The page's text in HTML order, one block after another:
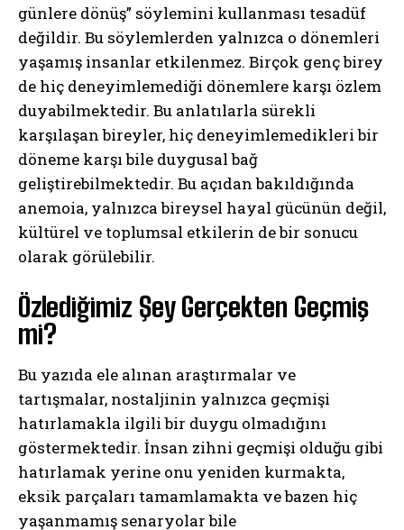
günlere dönüş” söylemini kullanması tesadüf
değildir. Bu söylemlerden yalnızca o dönemleri
yaşamış insanlar etkilenmez. Birçok genç birey
de hiç deneyimlemediği dönemlere karşı özlem
duyabilmektedir. Bu anlatılarla sürekli
karşılaşan bireyler, hiç deneyimlemedikleri bir
döneme karşı bile duygusal bağ
geliştirebilmektedir. Bu açıdan bakıldığında
anemoia, yalnızca bireysel hayal gücünün değil,
kültürel ve toplumsal etkilerin de bir sonucu
olarak görülebilir.
Özlediğimiz Şey Gerçekten Geçmiş
mi?
Bu yazıda ele alınan araştırmalar ve
tartışmalar, nostaljinin yalnızca geçmişi
hatırlamakla ilgili bir duygu olmadığını
göstermektedir. İnsan zihni geçmişi olduğu gibi
hatırlamak yerine onu yeniden kurmakta,
eksik parçaları tamamlamakta ve bazen hiç
yaşanmamış senaryolar bile